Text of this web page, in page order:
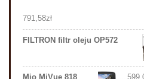
791,58zł
FILTRON filtr oleju OP572
Mio MiVue 818